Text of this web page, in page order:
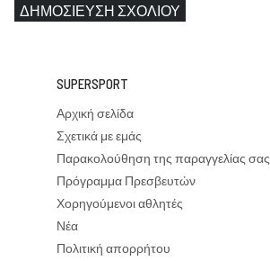
ΔΗΜΟΣΊΕΥΣΗ ΣΧΟΛΊΟΥ
SUPERSPORT
Αρχική σελίδα
Σχετικά με εμάς
Παρακολούθηση της παραγγελίας σας
Πρόγραμμα Πρεσβευτών
Χορηγούμενοι αθλητές
Νέα
Πολιτική απορρήτου